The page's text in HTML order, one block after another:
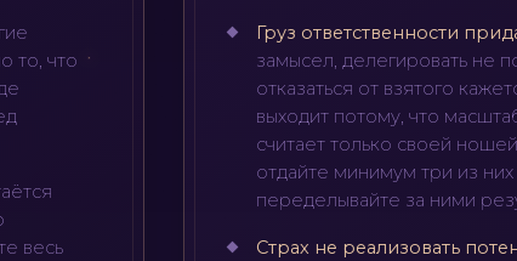
то, что
весь
Груз ответственности
замысел, делегировать не
отказаться от взятого
выходит потому, что
считает только своей
отдайте минимум три из
переделывайте за ними
Страх не реализовать